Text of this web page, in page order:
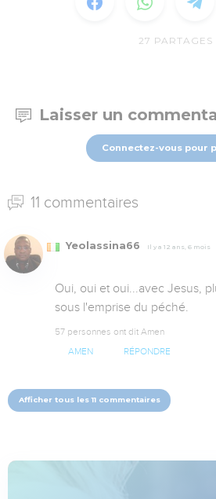
27 PARTAGES
Laisser un
Connectez-vous pour
11 commentaires
Yeolassina66 Il y a 12 ans, 6 mois
Oui, oui et oui...avec Jesus,
sous l'emprise du péché.
57 personnes ont dit Amen
AMEN RÉPONDRE
Afficher tous les 11 commentaires